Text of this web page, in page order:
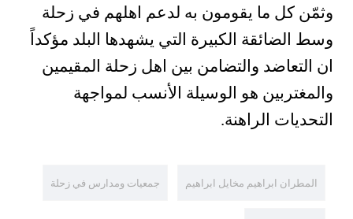
وثمّن كل ما يقومون به لدعم اهلهم في زحلة
وسط الضائقة الكبيرة التي يشهدها البلد مؤكداً
ان التعاضد والتضامن بين اهل زحلة المقيمين
والمغتربين هو الوسيلة الأنسب لمواجهة
التحديات الراهنة.
المطران ابراهيم مخايل ابراهيم جمعيات ومدارس في زحلة